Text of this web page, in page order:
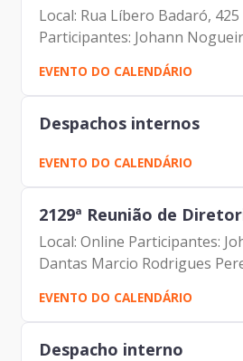
Local: Rua Líbero Badaró,
Participantes: Johann
(Prodam) Clodoaldo Pelissioni
Roberto Ruas Junior
Silva (Prodam)
EVENTO DO CALENDÁRIO
Despachos internos
EVENTO DO CALENDÁRIO
2129ª Reunião de
Local: Online Participantes:
Dantas Marcio Rodrigues
Luciano de Azevedo Farias
Celso de Paula Albuquerque
Magnani Hiromoto Alberto...
EVENTO DO CALENDÁRIO
Despacho interno